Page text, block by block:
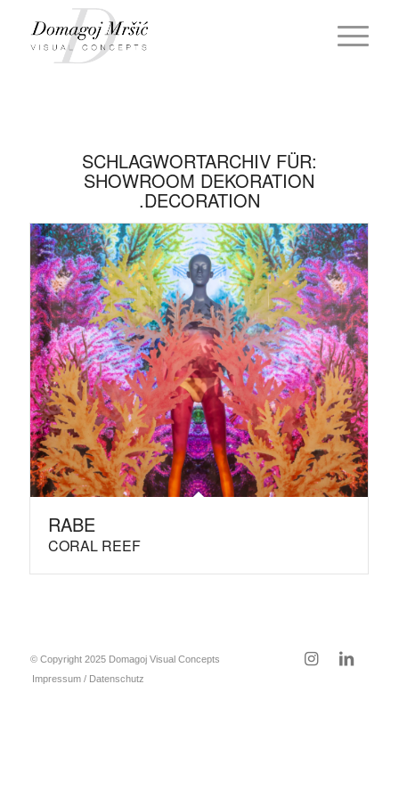
SCHLAGWORTARCHIV FÜR:
SHOWROOM DEKORATION
.DECORATION
RABE
CORAL REEF
© Copyright 2025 Domagoj Visual Concepts
Impressum / Datenschutz